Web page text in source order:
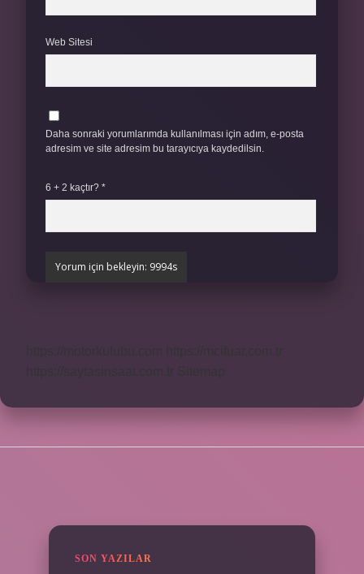
Web Sitesi
Daha sonraki yorumlarımda kullanılması için adım, e-posta
adresim ve site adresim bu tarayıcıya kaydedilsin.
6 + 2 kaçtır? *
SON YAZILAR